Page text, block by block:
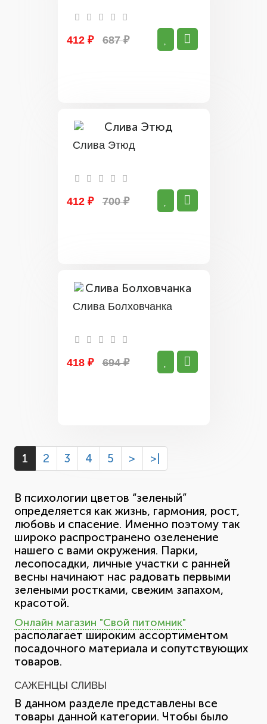
412 ₽ 687 ₽
Слива Этюд
412 ₽ 700 ₽
Слива Болховчанка
418 ₽ 694 ₽
1 2 3 4 5 > >|
В психологии цветов “зеленый”
определяется как жизнь, гармония, рост,
любовь и спасение. Именно поэтому так
широко распространено озеленение
нашего с вами окружения. Парки,
лесопосадки, личные участки с ранней
весны начинают нас радовать первыми
зелеными ростками, свежим запахом,
красотой.
Онлайн магазин "Свой питомник"
располагает широким ассортиментом
посадочного материала и сопутствующих
товаров.
САЖЕНЦЫ СЛИВЫ
В данном разделе представлены все
товары данной категории. Чтобы было